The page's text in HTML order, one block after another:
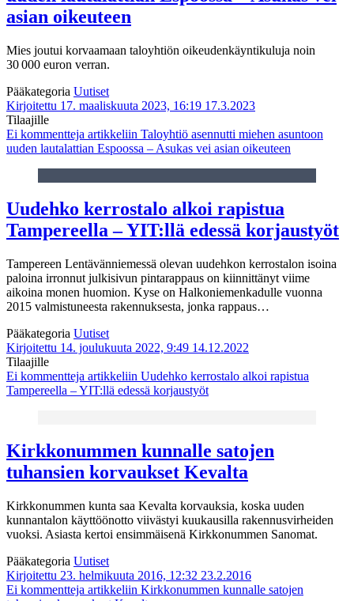
asian oikeuteen
Mies joutui korvaamaan taloyhtiön oikeudenkäyntikuluja noin
30 000 euron verran.
Pääkategoria Uutiset
Kirjoitettu 17. maaliskuuta 2023, 16:19 17.3.2023
Tilaajille
Ei kommentteja artikkeliin Taloyhtiö asennutti miehen asuntoon
uuden lautalattian Espoossa – Asukas vei asian oikeuteen
Uudehko kerrostalo alkoi rapistua
Tampereella – YIT:llä edessä korjaustyöt
Tampereen Lentävänniemessä olevan uudehkon kerrostalon isoina
paloina irronnut julkisivun pintarappaus on kiinnittänyt viime
aikoina monen huomion. Kyse on Halkoniemenkadulle vuonna
2015 valmistuneesta rakennuksesta, jonka rappaus…
Pääkategoria Uutiset
Kirjoitettu 14. joulukuuta 2022, 9:49 14.12.2022
Tilaajille
Ei kommentteja artikkeliin Uudehko kerrostalo alkoi rapistua
Tampereella – YIT:llä edessä korjaustyöt
Kirkkonummen kunnalle satojen
tuhansien korvaukset Kevalta
Kirkkonummen kunta saa Kevalta korvauksia, koska uuden
kunnantalon käyttöönotto viivästyi kuukausilla rakennusvirheiden
vuoksi. Asiasta kertoi ensimmäisenä Kirkkonummen Sanomat.
Pääkategoria Uutiset
Kirjoitettu 23. helmikuuta 2016, 12:32 23.2.2016
Ei kommentteja artikkeliin Kirkkonummen kunnalle satojen